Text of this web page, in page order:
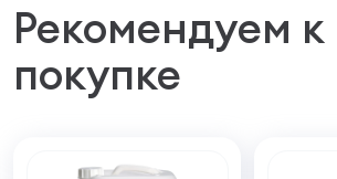
Рекомендуем к
покупке